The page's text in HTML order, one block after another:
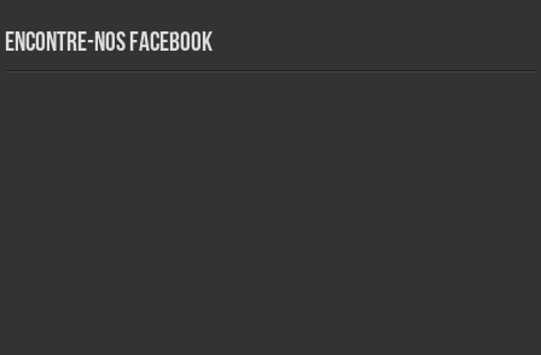
Encontre-nos Facebook